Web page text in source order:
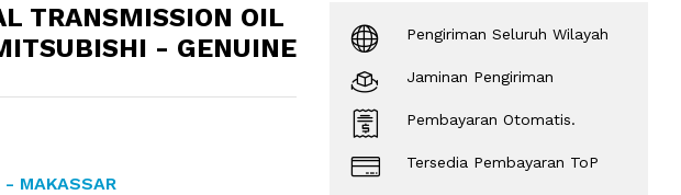
TRANSMISSION OIL
- GENUINE
- MAKASSAR
Pengiriman Seluruh Wilayah
Jaminan Pengiriman
Pembayaran Otomatis.
Tersedia Pembayaran ToP